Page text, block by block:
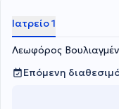
Ιατρείο 1
Λεωφόρος
Επόμενη